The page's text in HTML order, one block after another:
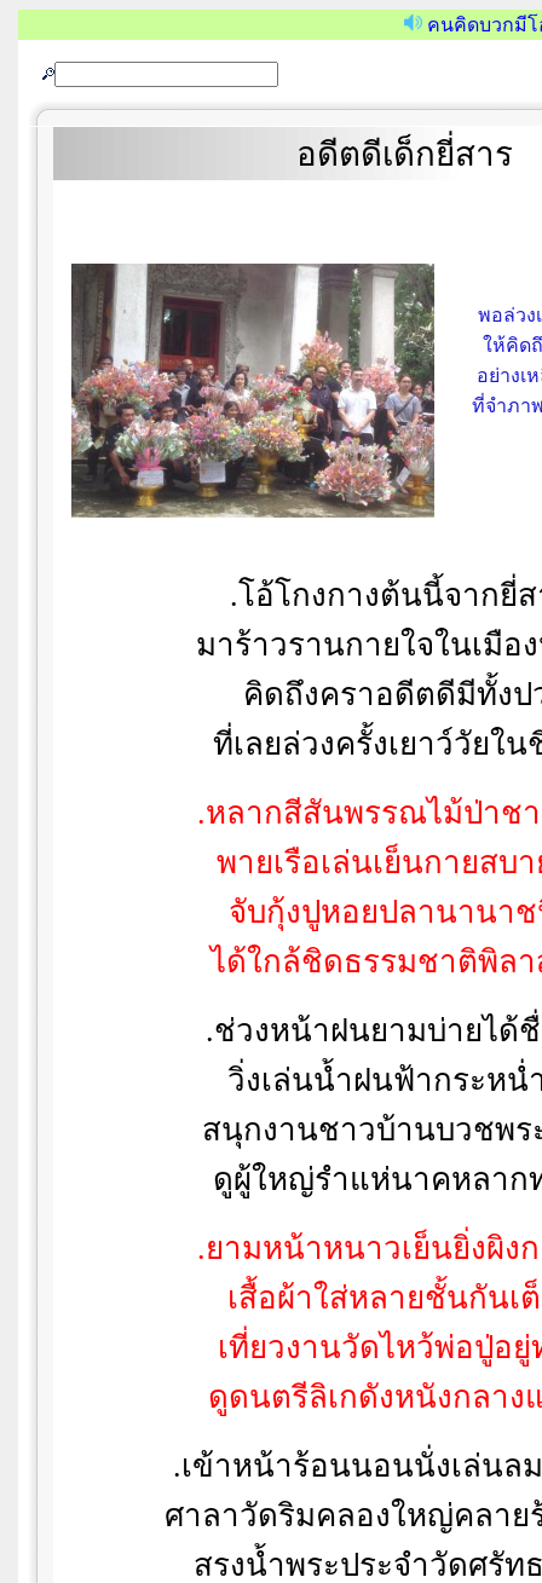
คนคิดบวกมีโ
อดีตดีเด็กยี่สาร
พอล่วง
ให้คิด
อย่างเ
ที่จำภา
.โอ้โกงกางต้นนี้จากยี่
มาร้าวรานกายใจในเมือ
คิดถึงคราอดีตดีมีทั้งป
ที่เลยล่วงครั้งเยาว์วัยใน
.หลากสีสันพรรณไม้ป่าชา
พายเรือเล่นเย็นกายสบ
จับกุ้งปูหอยปลานานา
ได้ใกล้ชิดธรรมชาติพิลา
.ช่วงหน้าฝนยามบ่ายได้
วิ่งเล่นน้ำฝนฟ้ากระหน่
สนุกงานชาวบ้านบวชพร
ดูผู้ใหญ่รำแห่นาคหลาก
.ยามหน้าหนาวเย็นยิ่งผิง
เสื้อผ้าใส่หลายชั้นกันเ
เที่ยวงานวัดไหว้พ่อปู่อ
ดูดนตรีลิเกดังหนังกลาง
.เข้าหน้าร้อนนอนนั่งเล่นล
ศาลาวัดริมคลองใหญ่คลาย
สรงน้ำพระประจำวัดศรัท